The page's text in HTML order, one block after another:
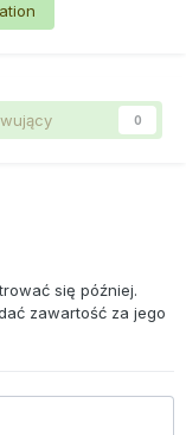
0
się później.
zawartość za jego